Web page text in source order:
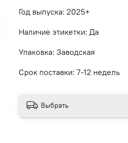
Год выпуска: 2025+
Наличие этикетки: Да
Упаковка: Заводская
Срок поставки: 7-12 недель
Выбрать